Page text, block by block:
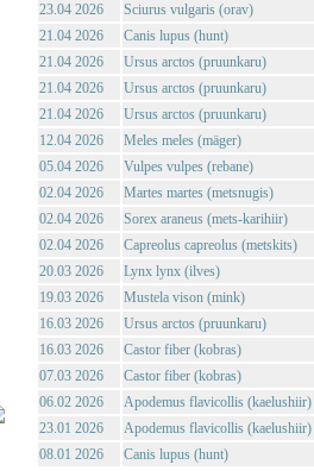
23.04 2026
Sciurus vulgaris (orav)
21.04 2026
Canis lupus (hunt)
21.04 2026
Ursus arctos (pruunkaru)
21.04 2026
Ursus arctos (pruunkaru)
21.04 2026
Ursus arctos (pruunkaru)
12.04 2026
Meles meles (mäger)
05.04 2026
Vulpes vulpes (rebane)
02.04 2026
Martes martes (metsnugis)
02.04 2026
Sorex araneus (mets-karihiir)
02.04 2026
Capreolus capreolus (metskits)
20.03 2026
Lynx lynx (ilves)
19.03 2026
Mustela vison (mink)
16.03 2026
Ursus arctos (pruunkaru)
16.03 2026
Castor fiber (kobras)
07.03 2026
Castor fiber (kobras)
06.02 2026
Apodemus flavicollis (kaelushiir)
23.01 2026
Apodemus flavicollis (kaelushiir)
08.01 2026
Canis lupus (hunt)